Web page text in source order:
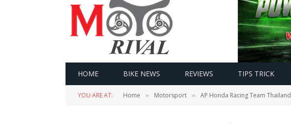
HOME BIKE NEWS REVIEWS TIPS TRICK
YOU ARE AT: Home » Motorsport » AP Honda Racing Team Thailand